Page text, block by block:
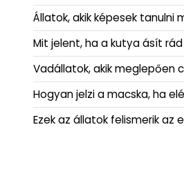
Állatok, akik képesek tanulni
Mit jelent, ha a kutya ásít rád
Vadállatok, akik meglepően
Hogyan jelzi a macska, ha
Ezek az állatok felismerik az